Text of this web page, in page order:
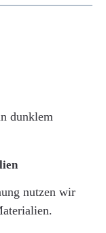
nutzen wir